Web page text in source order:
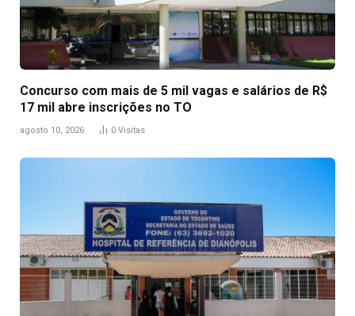
Concurso com mais de 5 mil vagas e salários de R$
17 mil abre inscrições no TO
agosto 10, 2026 0 Visitas